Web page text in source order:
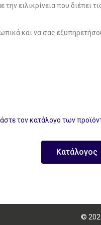
ειλικρίνεια που διέπει
και να σας
τον κατάλογο των
Κατάλογος
©